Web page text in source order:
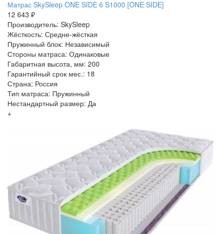
Матрас SkySleep ONE SIDE 6 S1000 [ONE SIDE]
12 643 ₽
Производитель: SkySleep
Жёсткость: Средне-жёсткая
Пружинный блок: Независимый
Стороны матраса: Одинаковые
Габаритная высота, мм: 200
Гарантийный срок мес.: 18
Страна: Россия
Тип матраса: Пружинный
Нестандартный размер: Да
+